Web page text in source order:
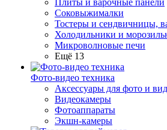
Плиты и варочные панели
Соковыжималки
Тостеры и сендвичницы,
Холодильники и
Микроволновые печи
Ещё 13
Фото-видео техника
Аксессуары для фото и
Видеокамеры
Фотоаппараты
Экшн-камеры